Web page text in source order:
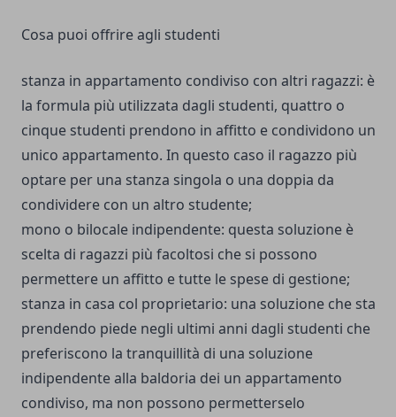
Cosa puoi offrire agli studenti
stanza in appartamento condiviso con altri ragazzi: è
la formula più utilizzata dagli studenti, quattro o
cinque studenti prendono in affitto e condividono un
unico appartamento. In questo caso il ragazzo più
optare per una stanza singola o una doppia da
condividere con un altro studente;
mono o bilocale indipendente: questa soluzione è
scelta di ragazzi più facoltosi che si possono
permettere un affitto e tutte le spese di gestione;
stanza in casa col proprietario: una soluzione che sta
prendendo piede negli ultimi anni dagli studenti che
preferiscono la tranquillità di una soluzione
indipendente alla baldoria dei un appartamento
condiviso, ma non possono permetterselo